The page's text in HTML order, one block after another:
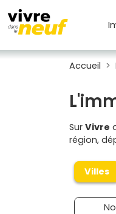
Accueil
Sur Vivre
région,
Villes